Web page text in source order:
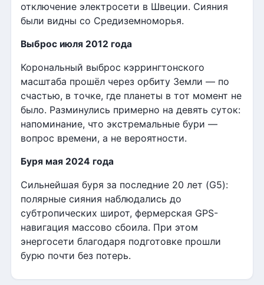
отключение электросети в Швеции. Сияния
были видны со Средиземноморья.
Выброс июля 2012 года
Корональный выброс кэррингтонского
масштаба прошёл через орбиту Земли — по
счастью, в точке, где планеты в тот момент не
было. Разминулись примерно на девять суток:
напоминание, что экстремальные бури —
вопрос времени, а не вероятности.
Буря мая 2024 года
Сильнейшая буря за последние 20 лет (G5):
полярные сияния наблюдались до
субтропических широт, фермерская GPS-
навигация массово сбоила. При этом
энергосети благодаря подготовке прошли
бурю почти без потерь.